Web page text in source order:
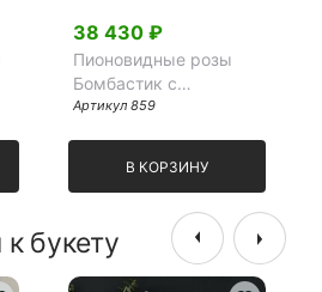
38 430 ₽
Пионовидные розы
Бомбастик с
эвкалиптом в корзине
Артикул 859
В КОРЗИНУ
букету